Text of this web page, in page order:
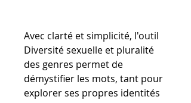
Avec clarté et simplicité, l'outil
Diversité sexuelle et pluralité
des genres permet de
démystifier les mots, tant pour
explorer ses propres identités